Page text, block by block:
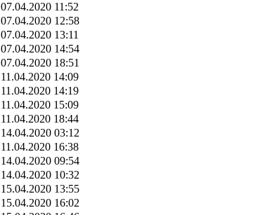
07.04.2020 11:52
07.04.2020 12:58
07.04.2020 13:11
07.04.2020 14:54
07.04.2020 18:51
11.04.2020 14:09
11.04.2020 14:19
11.04.2020 15:09
11.04.2020 18:44
14.04.2020 03:12
11.04.2020 16:38
14.04.2020 09:54
14.04.2020 10:32
15.04.2020 13:55
15.04.2020 16:02